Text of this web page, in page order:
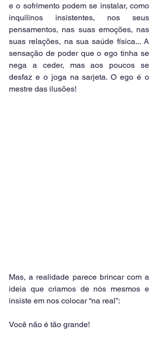
e o sofrimento podem se instalar, como
inquilinos insistentes, nos seus
pensamentos, nas suas emoções, nas
suas relações, na sua saúde física... A
sensação de poder que o ego tinha se
nega a ceder, mas aos poucos se
desfaz e o joga na sarjeta. O ego é o
mestre das ilusões!
Mas, a realidade parece brincar com a
ideia que criamos de nós mesmos e
insiste em nos colocar “na real”:
Você não é tão grande!